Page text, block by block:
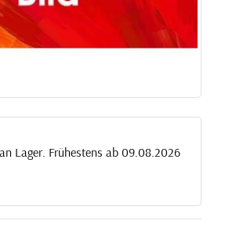
Lager. Frühestens ab 09.08.2026